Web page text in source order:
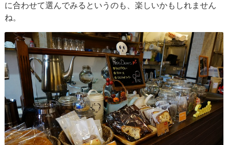
に合わせて選んでみるというのも、楽しいかもしれません
ね。